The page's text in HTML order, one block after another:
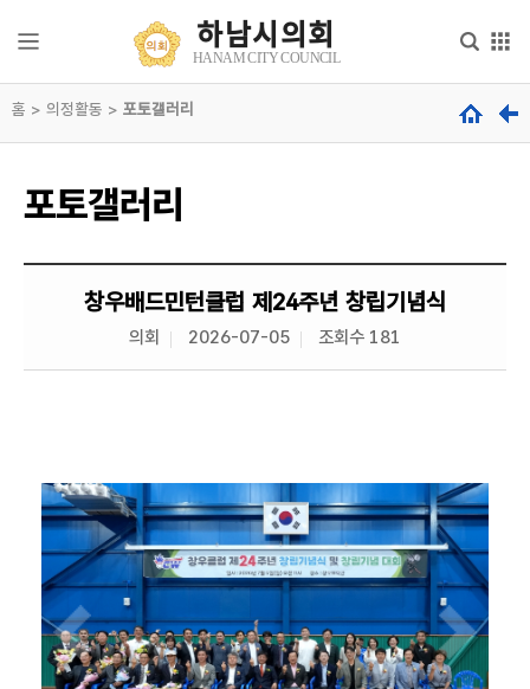
시
city
council
의
원
정
활
동
의
안
정
보
하남시의회
HANAM CITY COUNCIL
홈 > 의정활동 > 포토갤러리
포토갤러리
창우배드민턴클럽 제24주년 창립기념식
의회 2026-07-05 조회수 181